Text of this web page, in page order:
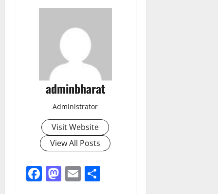
adminbharat
Administrator
Visit Website
View All Posts
Facebook
Mastodon
Email